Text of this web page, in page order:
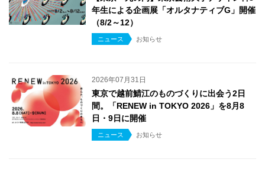
年生による企画展「オルタナティブG」開催
（8/2～12）
ニュース お知らせ
2026年07月31日
東京で越前鯖江のものづくりに出会う2日
間。「RENEW in TOKYO 2026」を8月8
日・9日に開催
ニュース お知らせ